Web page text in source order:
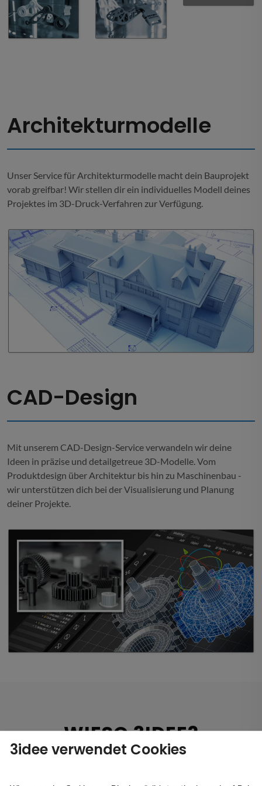
Architekturmodelle
Unser Service für Architekturmodelle macht dein Bauprojekt
vorab greifbar! Wir stellen dir ein individuelles Modell deines
Projektes im 3D-Druck-Verfahren zur Verfügung.
CAD-Design
Mit unserem CAD-Design-Service verwandeln wir deine
Ideen in präzise und detailgetreue 3D-Modelle. Vom
Produktdesign über Architektur bis hin zu Maschinenbau -
wir unterstützen dich bei der Visualisierung und Planung
deiner Projekte.
WIESO 3IDEE?
3idee verwendet Cookies